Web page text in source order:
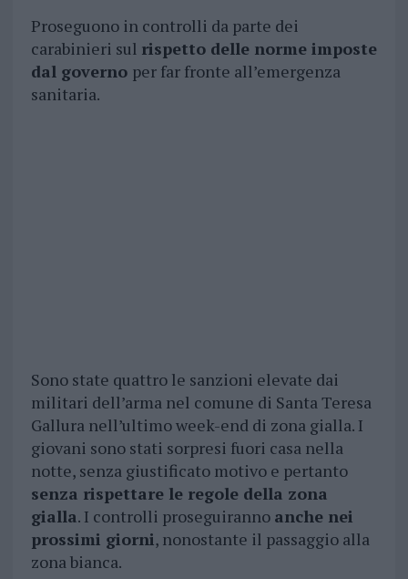
Proseguono in controlli da parte dei
carabinieri sul rispetto delle norme imposte
dal governo per far fronte all’emergenza
sanitaria.
Sono state quattro le sanzioni elevate dai
militari dell’arma nel comune di Santa Teresa
Gallura nell’ultimo week-end di zona gialla. I
giovani sono stati sorpresi fuori casa nella
notte, senza giustificato motivo e pertanto
senza rispettare le regole della zona
gialla. I controlli proseguiranno anche nei
prossimi giorni, nonostante il passaggio alla
zona bianca.